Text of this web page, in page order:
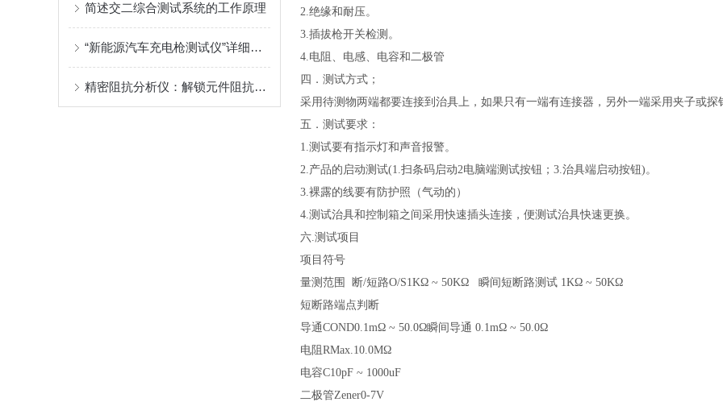
简述交二综合测试系统的工作原理
“新能源汽车充电枪测试仪”详细介绍
精密阻抗分析仪：解锁元件阻抗特性的核心检测工具
2.绝缘和耐压。
3.插拔枪开关检测。
4.电阻、电感、电容和二极管
四．测试方式；
采用待测物两端都要连接到治具上，如果只有一端有连接器，另外一端采用夹子或
五．测试要求：
1.测试要有指示灯和声音报警。
2.产品的启动测试(1.扫条码启动2电脑端测试按钮；3.治具端启动按钮)。
3.裸露的线要有防护照（气动的）
4.测试治具和控制箱之间采用快速插头连接，便测试治具快速更换。
六.测试项目
项目符号
量测范围 断/短路O/S1KΩ ~ 50KΩ 瞬间短断路测试 1KΩ ~ 50KΩ
短断路端点判断
导通COND0.1mΩ ~ 50.0Ω瞬间导通 0.1mΩ ~ 50.0Ω
电阻RMax.10.0MΩ
电容C10pF ~ 1000uF
二极管Zener0-7V